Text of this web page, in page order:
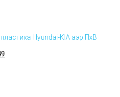
Hyundai-KIA аэр ПхВ